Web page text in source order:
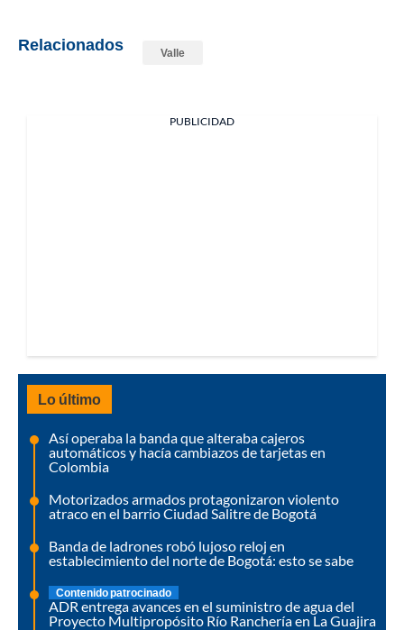
Relacionados Valle
PUBLICIDAD
Lo último
Así operaba la banda que alteraba cajeros
automáticos y hacía cambiazos de tarjetas en
Colombia
Motorizados armados protagonizaron violento
atraco en el barrio Ciudad Salitre de Bogotá
Banda de ladrones robó lujoso reloj en
establecimiento del norte de Bogotá: esto se sabe
Contenido patrocinado
ADR entrega avances en el suministro de agua del
Proyecto Multipropósito Río Ranchería en La Guajira